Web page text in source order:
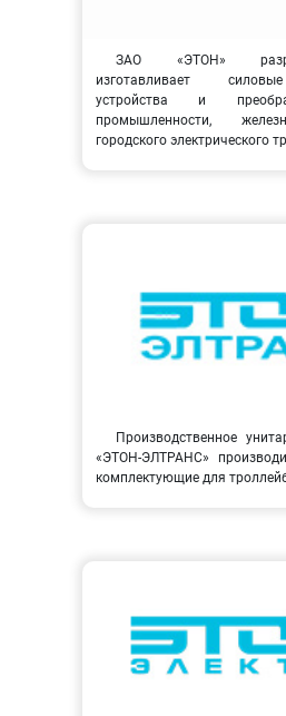
ЗАО «ЭТОН»
изготавливает
устройства и
промышленности,
городского электрического
Производственное
«ЭТОН-ЭЛТРАНС»
комплектующие для